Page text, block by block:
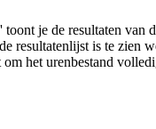
toont je de resultaten van
resultatenlijst is te zien
om het urenbestand